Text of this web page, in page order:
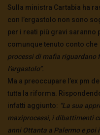
Sulla ministra Cartabia ha
con l’ergastolo non sono
per i reati più gravi saranno
comunque tenuto conto che
processi di mafia
l’ergastolo”.
Ma a preoccupare l’ex pm
tutta la riforma.
infatti aggiunto: “La sua
maxiprocessi, i dibattimenti
anni Ottanta a Palermo e poi